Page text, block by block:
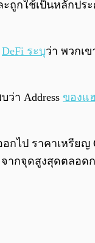
ะถูกใช้เป็นหลักป
DeFi ระบุว่า พวกเ
ว่า Address ของแ
กไป ราคาเหรีย
ากจุดสูงสุดตลอด